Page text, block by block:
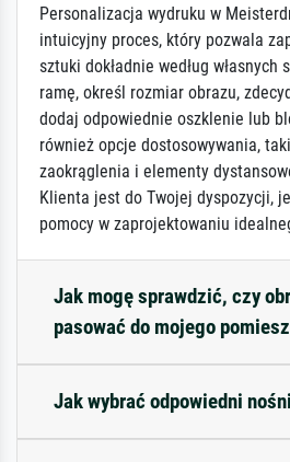
Personalizacja wydruku w
intuicyjny proces, który pozwala
sztuki dokładnie według własnych
ramę, określ rozmiar obrazu,
dodaj odpowiednie oszklenie lub
również opcje dostosowywania,
zaokrąglenia i elementy
Klienta jest do Twojej dyspozycji,
pomocy w zaprojektowaniu
Jak mogę sprawdzić, czy
pasować do mojego
Jak wybrać odpowiedni